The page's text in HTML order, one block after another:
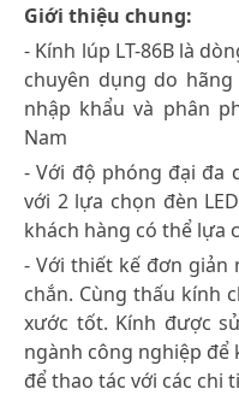
Giới thiệu chung:
- Kính lúp LT-86B là
chuyên dụng do
nhập khẩu và phân
Nam
- Với độ phóng đại đa
với 2 lựa chọn đèn
khách hàng có thể lựa
- Với thiết kế đơn giản
chắn. Cùng thấu kính
xước tốt. Kính được
ngành công nghiệp
để thao tác với các chi